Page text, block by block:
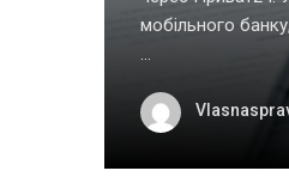
мобільного
...